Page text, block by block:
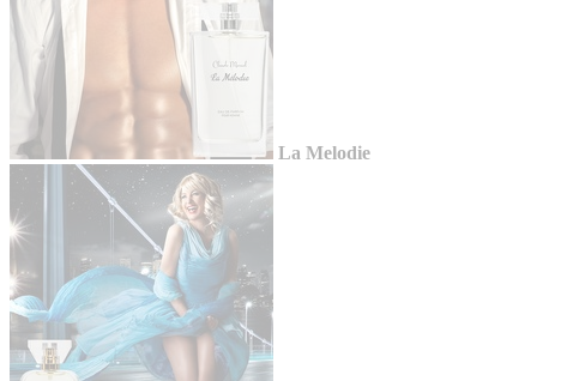
La Melodie